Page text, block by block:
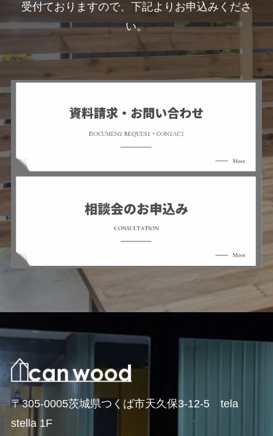
受付ておりますので、下記よりお申込みくださ
い。
〒305-0005茨城県つくば市天久保3-12-5 tela
stella 1F